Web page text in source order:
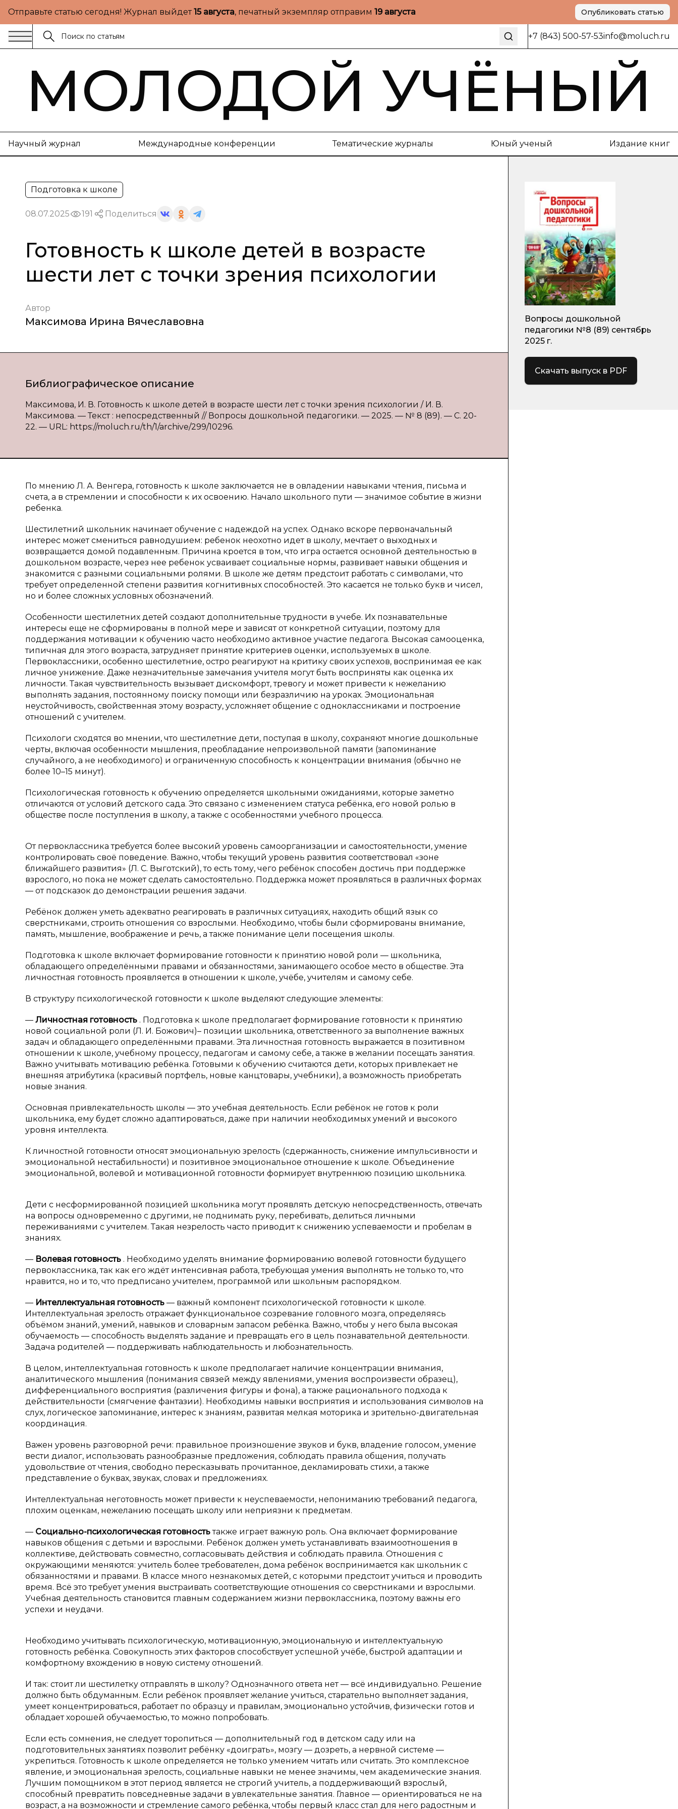
Отправьте статью сегодня! Журнал выйдет15 августа, печатный экземпляр отправим 19 августа Опубликовать статью
+7 (843) 500-57-53info@moluch.ru
МОЛОДОЙ УЧЁНЫЙ
Научный журнал Международные конференции Тематические журналы Юный ученый Издание книг
Подготовка к школе
08.07.2025 191 Поделиться
Готовность к школе детей в возрасте
шести лет с точки зрения психологии
Автор
Максимова Ирина Вячеславовна
Библиографическое описание
Максимова, И. В. Готовность к школе детей в возрасте шести лет с точки зрения психологии / И. В.
Максимова. — Текст : непосредственный // Вопросы дошкольной педагогики. — 2025. — № 8 (89). — С. 20-
22. — URL: https://moluch.ru/th/1/archive/299/10296.
По мнению Л. А. Венгера, готовность к школе заключается не в овладении навыками чтения, письма и
счета, а в стремлении и способности к их освоению. Начало школьного пути — значимое событие в жизни
ребенка.
Шестилетний школьник начинает обучение с надеждой на успех. Однако вскоре первоначальный
интерес может смениться равнодушием: ребенок неохотно идет в школу, мечтает о выходных и
возвращается домой подавленным. Причина кроется в том, что игра остается основной деятельностью в
дошкольном возрасте, через нее ребенок усваивает социальные нормы, развивает навыки общения и
знакомится с разными социальными ролями. В школе же детям предстоит работать с символами, что
требует определенной степени развития когнитивных способностей. Это касается не только букв и чисел,
но и более сложных условных обозначений.
Особенности шестилетних детей создают дополнительные трудности в учебе. Их познавательные
интересы еще не сформированы в полной мере и зависят от конкретной ситуации, поэтому для
поддержания мотивации к обучению часто необходимо активное участие педагога. Высокая самооценка,
типичная для этого возраста, затрудняет принятие критериев оценки, используемых в школе.
Первоклассники, особенно шестилетние, остро реагируют на критику своих успехов, воспринимая ее как
личное унижение. Даже незначительные замечания учителя могут быть восприняты как оценка их
личности. Такая чувствительность вызывает дискомфорт, тревогу и может привести к нежеланию
выполнять задания, постоянному поиску помощи или безразличию на уроках. Эмоциональная
неустойчивость, свойственная этому возрасту, усложняет общение с одноклассниками и построение
отношений с учителем.
Психологи сходятся во мнении, что шестилетние дети, поступая в школу, сохраняют многие дошкольные
черты, включая особенности мышления, преобладание непроизвольной памяти (запоминание
случайного, а не необходимого) и ограниченную способность к концентрации внимания (обычно не
более 10–15 минут).
Психологическая готовность к обучению определяется школьными ожиданиями, которые заметно
отличаются от условий детского сада. Это связано с изменением статуса ребёнка, его новой ролью в
обществе после поступления в школу, а также с особенностями учебного процесса.
От первоклассника требуется более высокий уровень самоорганизации и самостоятельности, умение
контролировать своё поведение. Важно, чтобы текущий уровень развития соответствовал «зоне
ближайшего развития» (Л. С. Выготский), то есть тому, чего ребёнок способен достичь при поддержке
взрослого, но пока не может сделать самостоятельно. Поддержка может проявляться в различных формах
— от подсказок до демонстрации решения задачи.
Ребёнок должен уметь адекватно реагировать в различных ситуациях, находить общий язык со
сверстниками, строить отношения со взрослыми. Необходимо, чтобы были сформированы внимание,
память, мышление, воображение и речь, а также понимание цели посещения школы.
Подготовка к школе включает формирование готовности к принятию новой роли — школьника,
обладающего определёнными правами и обязанностями, занимающего особое место в обществе. Эта
личностная готовность проявляется в отношении к школе, учёбе, учителям и самому себе.
В структуру психологической готовности к школе выделяют следующие элементы:
— Личностная готовность . Подготовка к школе предполагает формирование готовности к принятию
новой социальной роли (Л. И. Божович)– позиции школьника, ответственного за выполнение важных
задач и обладающего определёнными правами. Эта личностная готовность выражается в позитивном
отношении к школе, учебному процессу, педагогам и самому себе, а также в желании посещать занятия.
Важно учитывать мотивацию ребёнка. Готовыми к обучению считаются дети, которых привлекает не
внешняя атрибутика (красивый портфель, новые канцтовары, учебники), а возможность приобретать
новые знания.
Основная привлекательность школы — это учебная деятельность. Если ребёнок не готов к роли
школьника, ему будет сложно адаптироваться, даже при наличии необходимых умений и высокого
уровня интеллекта.
К личностной готовности относят эмоциональную зрелость (сдержанность, снижение импульсивности и
эмоциональной нестабильности) и позитивное эмоциональное отношение к школе. Объединение
эмоциональной, волевой и мотивационной готовности формирует внутреннюю позицию школьника.
Дети с несформированной позицией школьника могут проявлять детскую непосредственность, отвечать
на вопросы одновременно с другими, не поднимать руку, перебивать, делиться личными
переживаниями с учителем. Такая незрелость часто приводит к снижению успеваемости и пробелам в
знаниях.
— Волевая готовность . Необходимо уделять внимание формированию волевой готовности будущего
первоклассника, так как его ждёт интенсивная работа, требующая умения выполнять не только то, что
нравится, но и то, что предписано учителем, программой или школьным распорядком.
— Интеллектуальная готовность — важный компонент психологической готовности к школе.
Интеллектуальная зрелость отражает функциональное созревание головного мозга, определяясь
объёмом знаний, умений, навыков и словарным запасом ребёнка. Важно, чтобы у него была высокая
обучаемость — способность выделять задание и превращать его в цель познавательной деятельности.
Задача родителей — поддерживать наблюдательность и любознательность.
В целом, интеллектуальная готовность к школе предполагает наличие концентрации внимания,
аналитического мышления (понимания связей между явлениями, умения воспроизвести образец),
дифференциального восприятия (различения фигуры и фона), а также рационального подхода к
действительности (смягчение фантазии). Необходимы навыки восприятия и использования символов на
слух, логическое запоминание, интерес к знаниям, развитая мелкая моторика и зрительно-двигательная
координация.
Важен уровень разговорной речи: правильное произношение звуков и букв, владение голосом, умение
вести диалог, использовать разнообразные предложения, соблюдать правила общения, получать
удовольствие от чтения, свободно пересказывать прочитанное, декламировать стихи, а также
представление о буквах, звуках, словах и предложениях.
Интеллектуальная неготовность может привести к неуспеваемости, непониманию требований педагога,
плохим оценкам, нежеланию посещать школу или неприязни к предметам.
— Социально-психологическая готовностьтакже играет важную роль. Она включает формирование
навыков общения с детьми и взрослыми. Ребёнок должен уметь устанавливать взаимоотношения в
коллективе, действовать совместно, согласовывать действия и соблюдать правила. Отношения с
окружающими меняются: учитель более требователен, дома ребёнок воспринимается как школьник с
обязанностями и правами. В классе много незнакомых детей, с которыми предстоит учиться и проводить
время. Всё это требует умения выстраивать соответствующие отношения со сверстниками и взрослыми.
Учебная деятельность становится главным содержанием жизни первоклассника, поэтому важны его
успехи и неудачи.
Необходимо учитывать психологическую, мотивационную, эмоциональную и интеллектуальную
готовность ребёнка. Совокупность этих факторов способствует успешной учёбе, быстрой адаптации и
комфортному вхождению в новую систему отношений.
И так: стоит ли шестилетку отправлять в школу? Однозначного ответа нет — всё индивидуально. Решение
должно быть обдуманным. Если ребёнок проявляет желание учиться, старательно выполняет задания,
умеет концентрироваться, работает по образцу и правилам, эмоционально устойчив, физически готов и
обладает хорошей обучаемостью, то можно попробовать.
Если есть сомнения, не следует торопиться — дополнительный год в детском саду или на
подготовительных занятиях позволит ребёнку «доиграть», мозгу — дозреть, а нервной системе —
укрепиться. Готовность к школе определяется не только умением читать или считать. Это комплексное
явление, и эмоциональная зрелость, социальные навыки не менее значимы, чем академические знания.
Лучшим помощником в этот период является не строгий учитель, а поддерживающий взрослый,
способный превратить повседневные задачи в увлекательные занятия. Главное — ориентироваться не на
возраст, а на возможности и стремление самого ребёнка, чтобы первый класс стал для него радостным и
Вопросы дошкольной
педагогики №8 (89) сентябрь
2025 г.
Скачать выпуск в PDF